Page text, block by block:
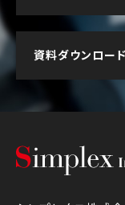
資料ダウンロード